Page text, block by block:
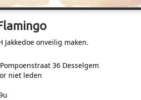
Jakkedoe onveilig maken.
36 Desselgem
niet leden